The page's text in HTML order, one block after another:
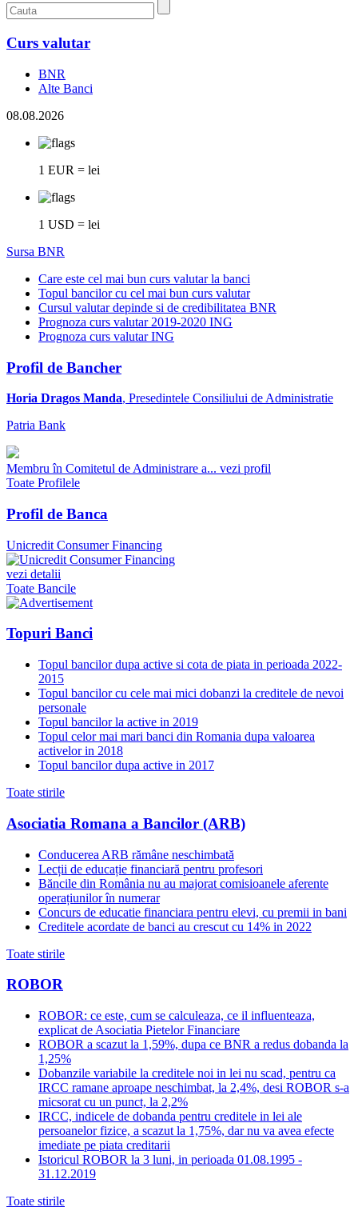
Curs valutar
BNR
Alte Banci
08.08.2026
1 EUR = lei
1 USD = lei
Sursa BNR
Care este cel mai bun curs valutar la banci
Topul bancilor cu cel mai bun curs valutar
Cursul valutar depinde si de credibilitatea BNR
Prognoza curs valutar 2019-2020 ING
Prognoza curs valutar ING
Profil de Bancher
Horia Dragos Manda, Presedintele Consiliului de Administratie
Patria Bank
Membru în Comitetul de Administrare a... vezi profil
Toate Profilele
Profil de Banca
Unicredit Consumer Financing
vezi detalii
Toate Bancile
Topuri Banci
Topul bancilor dupa active si cota de piata in perioada 2022-
2015
Topul bancilor cu cele mai mici dobanzi la creditele de nevoi
personale
Topul bancilor la active in 2019
Topul celor mai mari banci din Romania dupa valoarea
activelor in 2018
Topul bancilor dupa active in 2017
Toate stirile
Asociatia Romana a Bancilor (ARB)
Conducerea ARB rămâne neschimbată
Lecții de educație financiară pentru profesori
Băncile din România nu au majorat comisioanele aferente
operațiunilor în numerar
Concurs de educatie financiara pentru elevi, cu premii in bani
Creditele acordate de banci au crescut cu 14% in 2022
Toate stirile
ROBOR
ROBOR: ce este, cum se calculeaza, ce il influenteaza,
explicat de Asociatia Pietelor Financiare
ROBOR a scazut la 1,59%, dupa ce BNR a redus dobanda la
1,25%
Dobanzile variabile la creditele noi in lei nu scad, pentru ca
IRCC ramane aproape neschimbat, la 2,4%, desi ROBOR s-a
micsorat cu un punct, la 2,2%
IRCC, indicele de dobanda pentru creditele in lei ale
persoanelor fizice, a scazut la 1,75%, dar nu va avea efecte
imediate pe piata creditarii
Istoricul ROBOR la 3 luni, in perioada 01.08.1995 -
31.12.2019
Toate stirile